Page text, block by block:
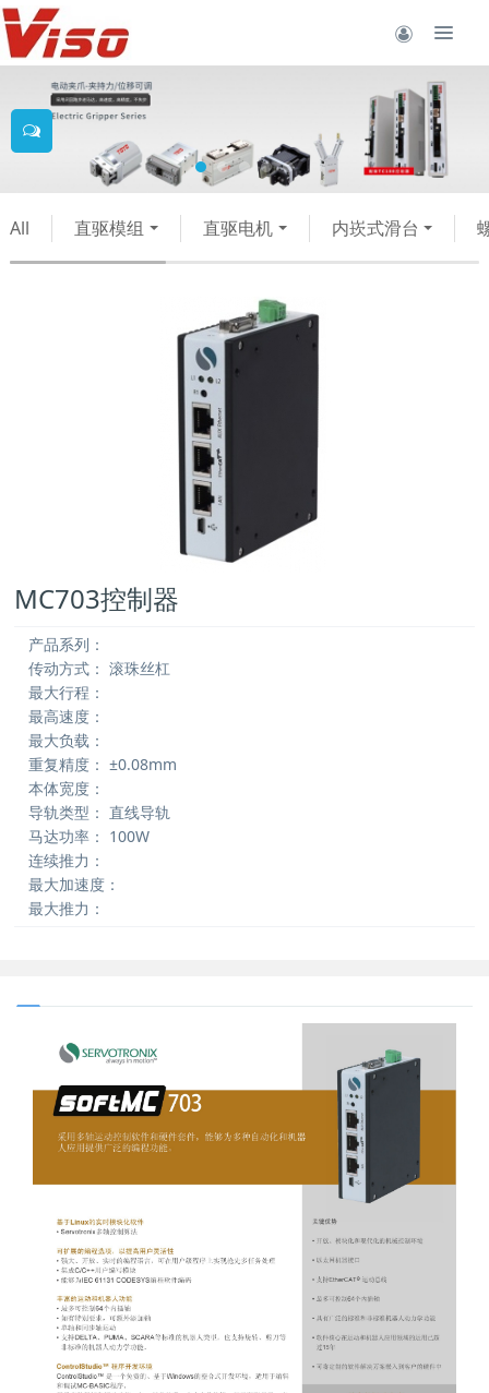
All 直驱模组 直驱电机 内崁式滑台
MC703控制器
产品系列：
传动方式： 滚珠丝杠
最大行程：
最高速度：
最大负载：
重复精度： ±0.08mm
本体宽度：
导轨类型： 直线导轨
马达功率： 100W
连续推力：
最大加速度：
最大推力：